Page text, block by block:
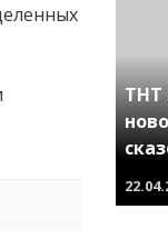
ТНТ